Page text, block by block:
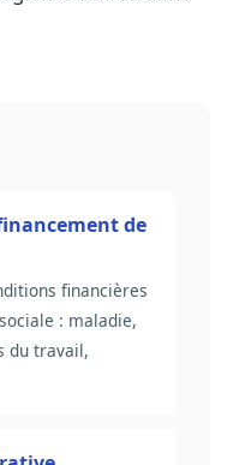
de
financières
: maladie,
du travail,